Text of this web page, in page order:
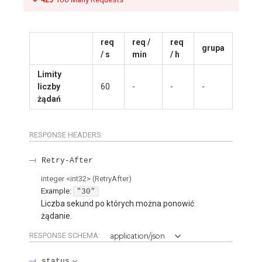
req
/ s
req /
min
req
/ h
grupa
Limity
liczby
żądań
60 - - -
RESPONSE HEADERS
Retry-After
integer <int32> (RetryAfter)
Example:
"30"
Liczba sekund po których można ponowić
żądanie.
RESPONSE SCHEMA: application/json